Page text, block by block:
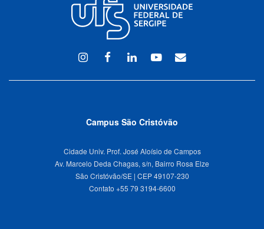
InstagramFacebook
LinkedinYoutubeWEBMAIL
Campus São Cristóvão
Cidade Univ. Prof. José Aloísio de Campos
Av. Marcelo Deda Chagas, s/n, Bairro Rosa Elze
São Cristóvão/SE | CEP 49107-230